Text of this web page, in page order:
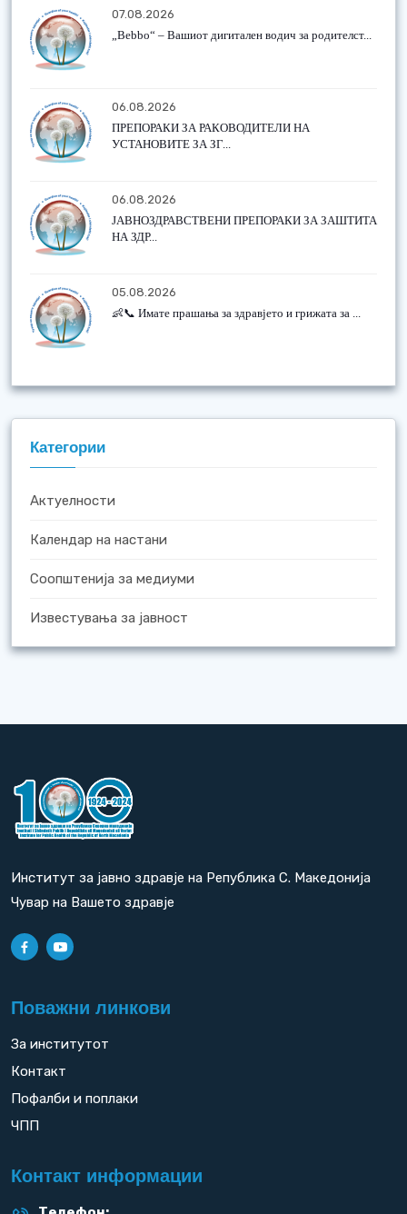
07.08.2026
„Bebbo“ – Вашиот дигитален водич за родителст...
06.08.2026
ПРЕПОРАКИ ЗА РАКОВОДИТЕЛИ НА
УСТАНОВИТЕ ЗА ЗГ...
06.08.2026
ЈАВНОЗДРАВСТВЕНИ ПРЕПОРАКИ ЗА ЗАШТИТА
НА ЗДР...
05.08.2026
👶📞 Имате прашања за здравјето и грижата за ...
Категории
Актуелности
Календар на настани
Соопштенија за медиуми
Известувања за јавност
Институт за јавно здравје на Република С. Македонија
Чувар на Вашето здравје
Поважни линкови
За институтот
Контакт
Пофалби и поплаки
ЧПП
Контакт информации